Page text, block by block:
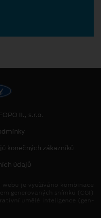
II., s.r.o.
konečných zákazníků
údajů